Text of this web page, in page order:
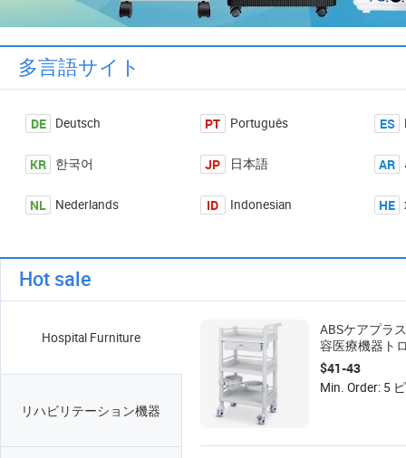
多言語サイト
DE Deutsch PT Português ES
KR 한국어 JP 日本語 AR
NL Nederlands ID Indonesian HE
Hot sale
Hospital Furniture
リハビリテーション機器
ABSケアプラ
容医療機器ト
ドドレッシン
ドレッシング
リー
$41-43
Min. Order: 5